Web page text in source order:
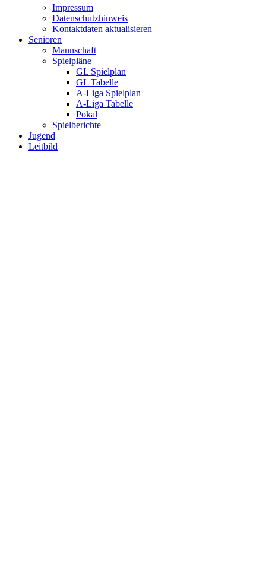
Impressum
Datenschutzhinweis
Kontaktdaten aktualisieren
Senioren
Mannschaft
Spielpläne
GL Spielplan
GL Tabelle
A-Liga Spielplan
A-Liga Tabelle
Pokal
Spielberichte
Jugend
Leitbild